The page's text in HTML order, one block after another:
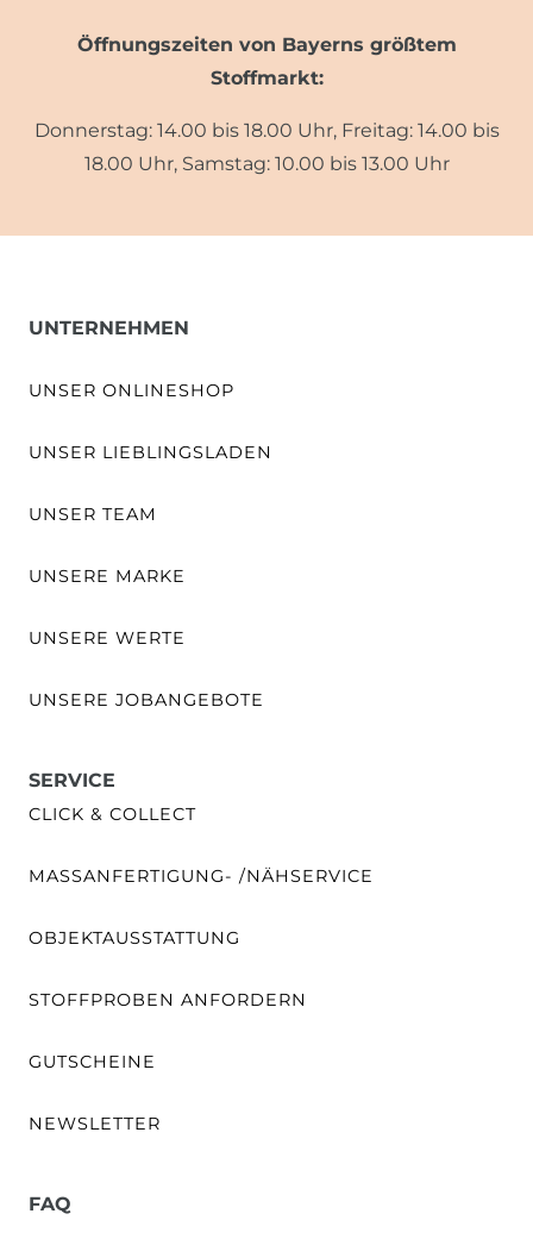
Öffnungszeiten von Bayerns größtem
Stoffmarkt:
Donnerstag: 14.00 bis 18.00 Uhr, Freitag: 14.00 bis
18.00 Uhr, Samstag: 10.00 bis 13.00 Uhr
UNTERNEHMEN
UNSER ONLINESHOP
UNSER LIEBLINGSLADEN
UNSER TEAM
UNSERE MARKE
UNSERE WERTE
UNSERE JOBANGEBOTE
SERVICE
CLICK & COLLECT
MASSANFERTIGUNG- /NÄHSERVICE
OBJEKTAUSSTATTUNG
STOFFPROBEN ANFORDERN
GUTSCHEINE
NEWSLETTER
FAQ